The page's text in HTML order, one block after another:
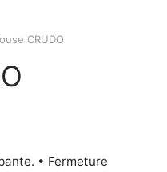
CRUDO
• Fermeture